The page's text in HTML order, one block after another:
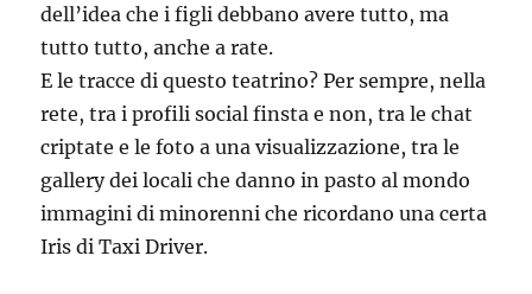
dell’idea che i figli debbano avere tutto, ma
tutto tutto, anche a rate.
E le tracce di questo teatrino? Per sempre, nella
rete, tra i profili social finsta e non, tra le chat
criptate e le foto a una visualizzazione, tra le
gallery dei locali che danno in pasto al mondo
immagini di minorenni che ricordano una certa
Iris di Taxi Driver.